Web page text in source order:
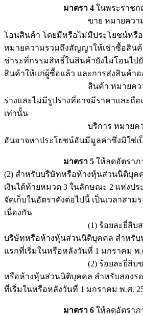
มาตรา 4 ในพระราช
ขาย หมายความว่า จำ
โอนสินค้า โดยมีหรือไม่มีประโยชน์หรื
หมายความรวมถึงสัญญาให้เช่าซื้อสิน
ชำระที่กรรมสิทธิ์ในสินค้ายังไม่โอนไป
สินค้าให้แก่ผู้ซื้อแล้ว และการส่งสินค้า
สินค้า หมายความว่า
ร่างและไม่มีรูปร่างที่อาจมีราคาและถือ
เท่านั้น
บริการ หมายความว่า
อันอาจหาประโยชน์อันมีมูลค่าซึ่งมิใช่เ
มาตรา 5 ให้ลดอัตราภ
(2) สำหรับบริษัทหรือห้างหุ้นส่วนนิติบุ
เงินได้ท้ายหมวด 3 ในลักษณะ 2 แห่งป
จัดเก็บในอัตราดังต่อไปนี้ เป็นเวลาสาม
เนื่องกัน
(1) ร้อยละยี่สิบสามของ
บริษัทหรือห้างหุ้นส่วนนิติบุคคล สำหรับ
แรกที่เริ่มในหรือหลังวันที่ 1 มกราคม พ.
(2) ร้อยละยี่สิบของกำไ
หรือห้างหุ้นส่วนนิติบุคคล สำหรับสองร
ที่เริ่มในหรือหลังวันที่ 1 มกราคม พ.ศ.
มาตรา 6 ให้ลดอัตราภ